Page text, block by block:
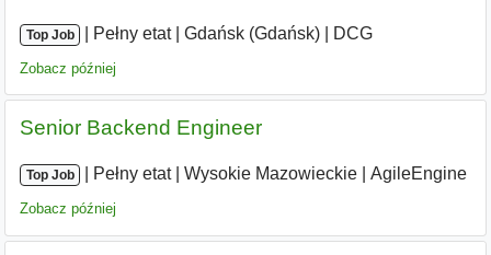
Top Job Pełny etat| Gdańsk (Gdańsk) DCG
Zobacz później
Senior Backend Engineer
Top Job Pełny etat| Wysokie Mazowieckie AgileEngine
Zobacz później